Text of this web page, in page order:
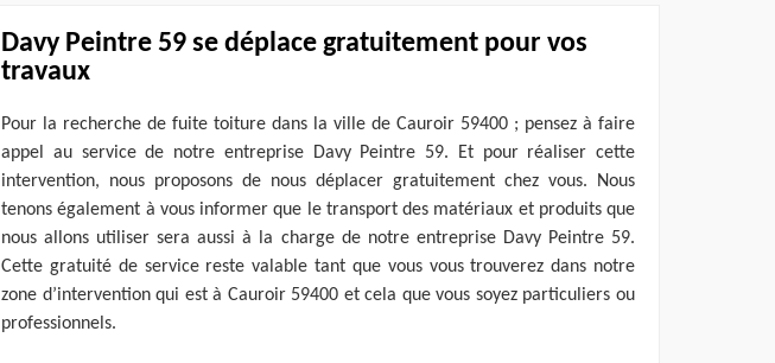
Davy Peintre 59 se déplace gratuitement pour vos
travaux
Pour la recherche de fuite toiture dans la ville de Cauroir 59400 ; pensez à faire
appel au service de notre entreprise Davy Peintre 59. Et pour réaliser cette
intervention, nous proposons de nous déplacer gratuitement chez vous. Nous
tenons également à vous informer que le transport des matériaux et produits que
nous allons utiliser sera aussi à la charge de notre entreprise Davy Peintre 59.
Cette gratuité de service reste valable tant que vous vous trouverez dans notre
zone d’intervention qui est à Cauroir 59400 et cela que vous soyez particuliers ou
professionnels.